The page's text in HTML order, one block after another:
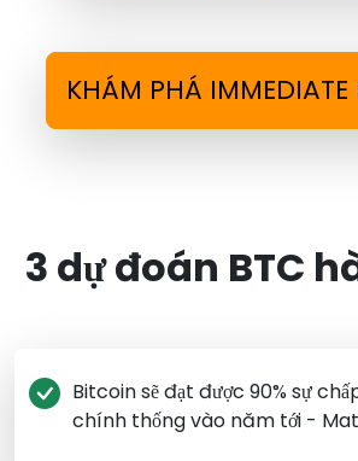
KHÁM PHÁ IMMEDIATE
3 dự đoán BTC
Bitcoin sẽ đạt được 90% sự
chính thống vào năm tới -